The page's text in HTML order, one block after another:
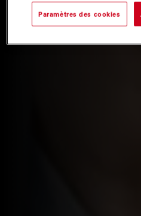
Paramètres des cookies